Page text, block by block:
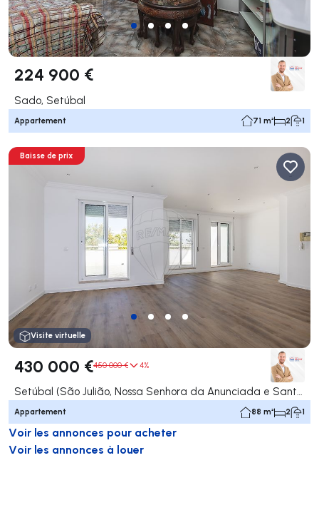
224 900 €
Sado, Setúbal
Appartement 71 m² 2 1
Baisse de prix
Visite virtuelle
430 000 €450 000 € 4%
Setúbal (São Julião, Nossa Senhora da Anunciada e Santa Maria da Graça), Setúbal
Appartement 88 m² 2 1
Voir les annonces pour acheter
Voir les annonces à louer